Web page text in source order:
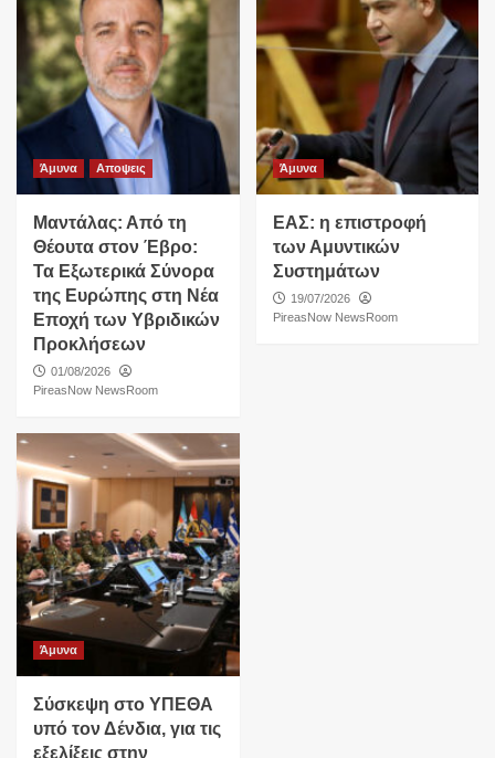
Άμυνα Αποψεις
Μαντάλας: Από τη
Θέουτα στον Έβρο:
Τα Εξωτερικά Σύνορα
της Ευρώπης στη Νέα
Εποχή των Υβριδικών
Προκλήσεων
01/08/2026
PireasNow NewsRoom
Άμυνα
ΕΑΣ: η επιστροφή
των Αμυντικών
Συστημάτων
19/07/2026
PireasNow NewsRoom
Άμυνα
Σύσκεψη στο ΥΠΕΘΑ
υπό τον Δένδια, για τις
εξελίξεις στην